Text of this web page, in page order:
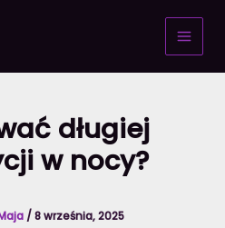
długiej
w nocy?
/8 września, 2025